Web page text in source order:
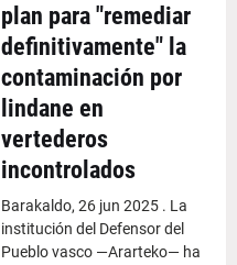
plan para "remediar
definitivamente" la
contaminación por
lindane en
vertederos
incontrolados
Barakaldo, 26 jun 2025 . La
institución del Defensor del
Pueblo vasco —Ararteko— ha